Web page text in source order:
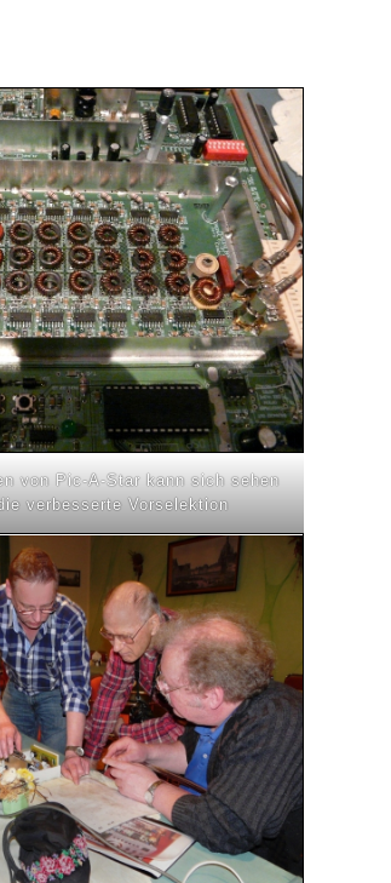
von Pic-A-Star kann sich sehen
verbesserte Vorselektion